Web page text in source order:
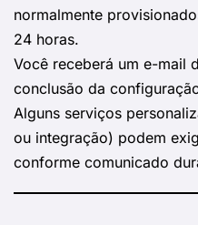
normalmente
24 horas.
Você receberá um e-mail
conclusão da
Alguns serviços
ou integração) podem
conforme comunicado